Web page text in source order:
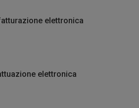
elettronica
elettronica